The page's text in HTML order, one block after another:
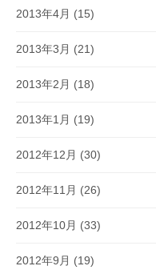
2013年4月 (15)
2013年3月 (21)
2013年2月 (18)
2013年1月 (19)
2012年12月 (30)
2012年11月 (26)
2012年10月 (33)
2012年9月 (19)